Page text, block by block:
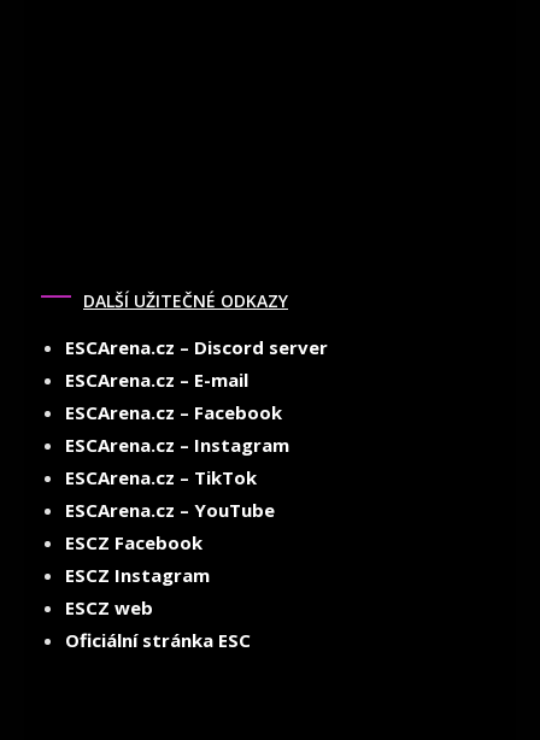
DALŠÍ UŽITEČNÉ ODKAZY
ESCArena.cz – Discord server
ESCArena.cz – E-mail
ESCArena.cz – Facebook
ESCArena.cz – Instagram
ESCArena.cz – TikTok
ESCArena.cz – YouTube
ESCZ Facebook
ESCZ Instagram
ESCZ web
Oficiální stránka ESC